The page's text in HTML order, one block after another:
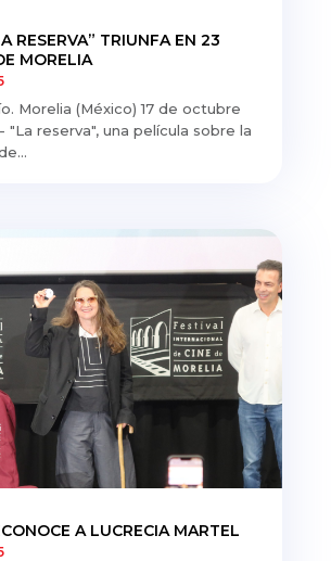
RESERVA” TRIUNFA EN 23
MORELIA
Morelia (México) 17 de octubre
"La reserva", una película sobre la
A LUCRECIA MARTEL